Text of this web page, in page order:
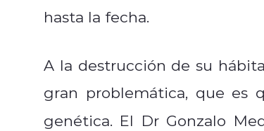
hasta la fecha.
A la destrucción de su
gran problemática, que es
genética. El Dr Gonzalo